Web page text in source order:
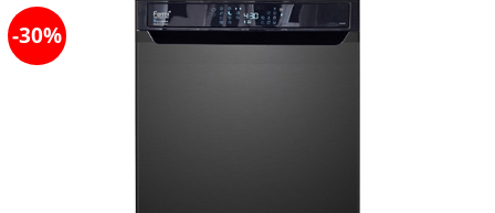
-30%